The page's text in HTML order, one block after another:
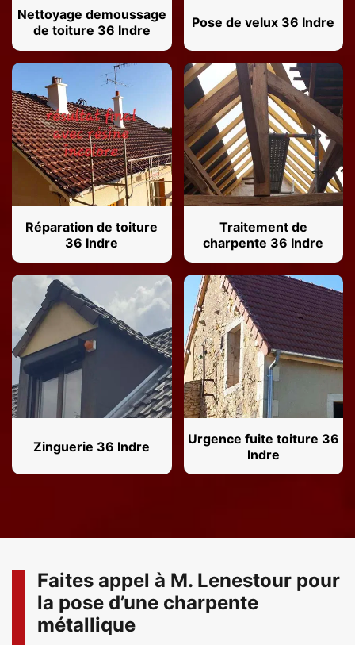
Nettoyage demoussage
de toiture 36 Indre
Pose de velux 36 Indre
Réparation de toiture
36 Indre
Traitement de
charpente 36 Indre
Zinguerie 36 Indre
Urgence fuite toiture 36
Indre
Faites appel à M. Lenestour pour
la pose d’une charpente
métallique